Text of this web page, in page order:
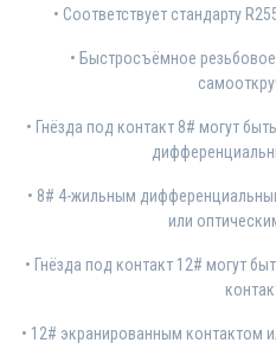
• Соответствует стандарту
• Быстросъёмное
• Гнёзда под контакт 8# могут
• 8# 4-жильным
или
• Гнёзда под контакт 12# могут
• 12# экранированным контактом